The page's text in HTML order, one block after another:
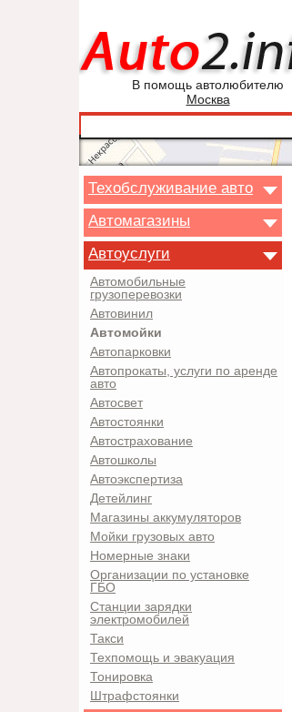
В помощь автолюбителю
Москва
Техобслуживание авто
Автомагазины
Автоуслуги
Автомобильные
грузоперевозки
Автовинил
Автомойки
Автопарковки
Автопрокаты, услуги по аренде
авто
Автосвет
Автостоянки
Автострахование
Автошколы
Автоэкспертиза
Детейлинг
Магазины аккумуляторов
Мойки грузовых авто
Номерные знаки
Организации по установке
ГБО
Станции зарядки
электромобилей
Такси
Техпомощь и эвакуация
Тонировка
Штрафстоянки